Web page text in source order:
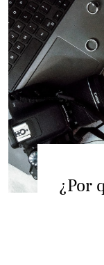
¿Por